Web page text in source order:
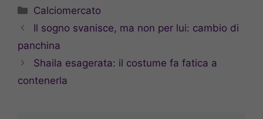
Categorie
Calciomercato
Il sogno svanisce, ma non per lui: cambio di
panchina
Shaila esagerata: il costume fa fatica a
contenerla